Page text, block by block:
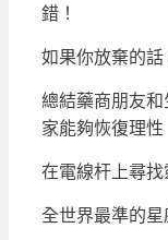
錯！
如果你放棄的
總結藥商朋友
家能夠恢復理性
在電線杆上尋
全世界最準的